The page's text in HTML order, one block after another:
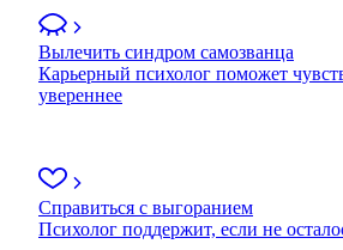
Вылечить синдром самозванца
Карьерный психолог поможет
увереннее
Справиться с выгоранием
Психолог поддержит, если не